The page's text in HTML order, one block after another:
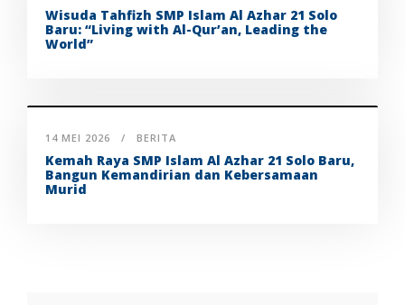
Wisuda Tahfizh SMP Islam Al Azhar 21 Solo
Baru: “Living with Al-Qur’an, Leading the
World”
14 MEI 2026 BERITA
Kemah Raya SMP Islam Al Azhar 21 Solo Baru,
Bangun Kemandirian dan Kebersamaan
Murid